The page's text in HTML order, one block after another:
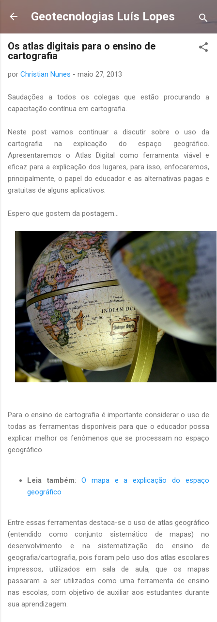
Pular para o conteúdo principal
Geotecnologias Luís Lopes
Os atlas digitais para o ensino de
cartografia
por Christian Nunes - maio 27, 2013
Saudações a todos os colegas que estão procurando a
capacitação contínua em cartografia.
Neste post vamos continuar a discutir sobre o uso da
cartografia na explicação do espaço geográfico.
Apresentaremos o Atlas Digital como ferramenta viável e
eficaz para a explicação dos lugares, para isso, enfocaremos,
principalmente, o papel do educador e as alternativas pagas e
gratuitas de alguns aplicativos.
Espero que gostem da postagem...
Para o ensino de cartografia é importante considerar o uso de
todas as ferramentas disponíveis para que o educador possa
explicar melhor os fenômenos que se processam no espaço
geográfico.
Leia também: O mapa e a explicação do espaço
geográfico
Entre essas ferramentas destaca-se o uso de atlas geográfico
(entendido como conjunto sistemático de mapas) no
desenvolvimento e na sistematização do ensino de
geografia/cartografia, pois foram pelo uso dos atlas escolares
impressos, utilizados em sala de aula, que os mapas
passaram a ser utilizados como uma ferramenta de ensino
nas escolas, com objetivo de auxiliar aos estudantes durante
sua aprendizagem.